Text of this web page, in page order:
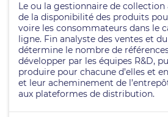
Le ou la gestionnaire de collection
de la disponibilité des produits
voire les consommateurs dans le
ligne. Fin analyste des ventes et
détermine le nombre de
développer par les équipes R&D,
produire pour chacune d’elles et
et leur acheminement de
aux plateformes de distribution.